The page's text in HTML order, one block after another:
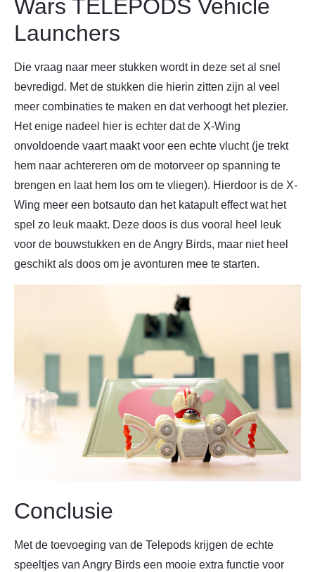
Wars TELEPODS Vehicle
Launchers
Die vraag naar meer stukken wordt in deze set al snel
bevredigd. Met de stukken die hierin zitten zijn al veel
meer combinaties te maken en dat verhoogt het plezier.
Het enige nadeel hier is echter dat de X-Wing
onvoldoende vaart maakt voor een echte vlucht (je trekt
hem naar achtereren om de motorveer op spanning te
brengen en laat hem los om te vliegen). Hierdoor is de X-
Wing meer een botsauto dan het katapult effect wat het
spel zo leuk maakt. Deze doos is dus vooral heel leuk
voor de bouwstukken en de Angry Birds, maar niet heel
geschikt als doos om je avonturen mee te starten.
Conclusie
Met de toevoeging van de Telepods krijgen de echte
speeltjes van Angry Birds een mooie extra functie voor